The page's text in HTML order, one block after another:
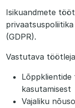
Isikuandmete
(GDPR).
Vastutava
kasutamisest
Vajaliku